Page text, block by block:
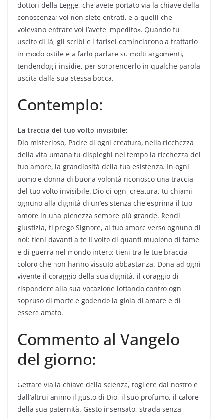
dottori della Legge, che avete portato via la chiave della
conoscenza; voi non siete entrati, e a quelli che
volevano entrare voi l’avete impedito». Quando fu
uscito di là, gli scribi e i farisei cominciarono a trattarlo
in modo ostile e a farlo parlare su molti argomenti,
tendendogli insidie, per sorprenderlo in qualche parola
uscita dalla sua stessa bocca.
Contemplo:
La traccia del tuo volto invisibile:
Dio misterioso, Padre di ogni creatura, nella ricchezza
della vita umana tu dispieghi nel tempo la ricchezza del
tuo amore, la grandiosità della tua esistenza. In ogni
uomo e donna di buona volontà riconosco una traccia
del tuo volto invisibile. Dio di ogni creatura, tu chiami
ognuno alla dignità di un’esistenza che esprima il tuo
amore in una pienezza sempre più grande. Rendi
giustizia, ti prego Signore, al tuo amore verso ognuno di
noi: tieni davanti a te il volto di quanti muoiono di fame
e di guerra nel mondo intero; tieni tra le tue braccia
coloro che non hanno vissuto abbastanza. Dona ad ogni
vivente il coraggio della sua dignità, il coraggio di
rispondere alla sua vocazione lottando contro ogni
sopruso di morte e godendo la gioia di amare e di
essere amato.
Commento al Vangelo
del giorno:
Gettare via la chiave della scienza, togliere dal nostro e
dall’altrui animo il gusto di Dio, il suo profumo, il calore
della sua paternità. Gesto insensato, strada senza